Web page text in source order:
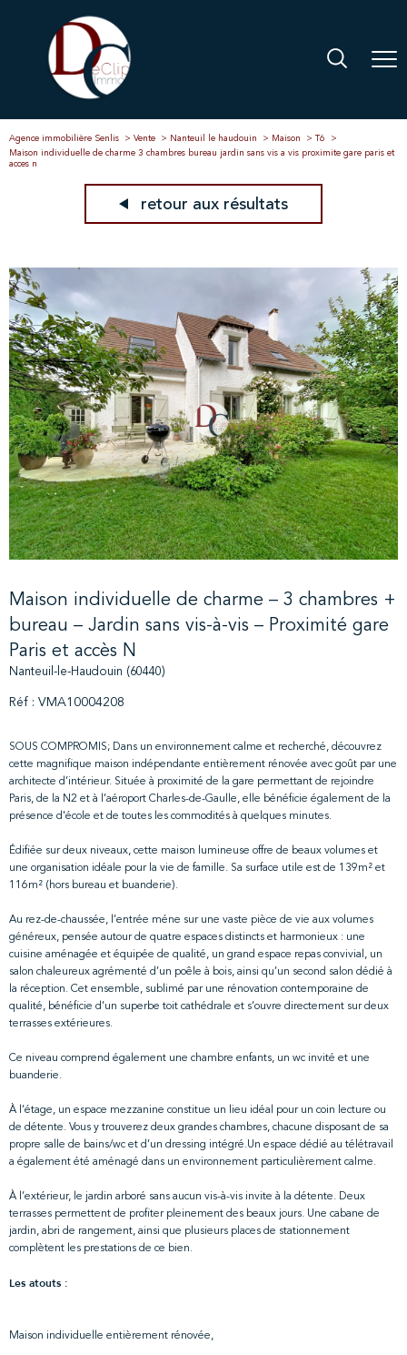
Agence immobilière Senlis Vente Nanteuil le haudouin Maison
T6
Maison individuelle de charme 3 chambres bureau jardin sans vis a vis proximite gare paris et
acces n
retour aux résultats
Maison individuelle de charme – 3 chambres +
bureau – Jardin sans vis-à-vis – Proximité gare
Paris et accès N
Nanteuil-le-Haudouin (60440)
Réf : VMA10004208
SOUS COMPROMIS; Dans un environnement calme et recherché, découvrez
cette magnifique maison indépendante entièrement rénovée avec goût par une
architecte d’intérieur. Située à proximité de la gare permettant de rejoindre
Paris, de la N2 et à l’aéroport Charles-de-Gaulle, elle bénéficie également de la
présence d'école et de toutes les commodités à quelques minutes.
Édifiée sur deux niveaux, cette maison lumineuse offre de beaux volumes et
une organisation idéale pour la vie de famille. Sa surface utile est de 139m² et
116m² (hors bureau et buanderie).
Au rez-de-chaussée, l’entrée méne sur une vaste pièce de vie aux volumes
généreux, pensée autour de quatre espaces distincts et harmonieux : une
cuisine aménagée et équipée de qualité, un grand espace repas convivial, un
salon chaleureux agrémenté d’un poêle à bois, ainsi qu’un second salon dédié à
la réception. Cet ensemble, sublimé par une rénovation contemporaine de
qualité, bénéficie d’un superbe toit cathédrale et s’ouvre directement sur deux
terrasses extérieures.
Ce niveau comprend également une chambre enfants, un wc invité et une
buanderie.
À l’étage, un espace mezzanine constitue un lieu idéal pour un coin lecture ou
de détente. Vous y trouverez deux grandes chambres, chacune disposant de sa
propre salle de bains/wc et d’un dressing intégré.Un espace dédié au télétravail
a également été aménagé dans un environnement particulièrement calme.
À l’extérieur, le jardin arboré sans aucun vis-à-vis invite à la détente. Deux
terrasses permettent de profiter pleinement des beaux jours. Une cabane de
jardin, abri de rangement, ainsi que plusieurs places de stationnement
complètent les prestations de ce bien.
Les atouts :
Maison individuelle entièrement rénovée,